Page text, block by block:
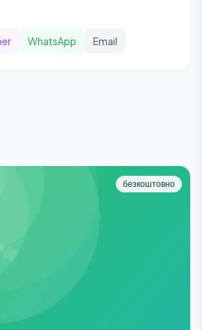
WhatsApp Email
безкоштовно